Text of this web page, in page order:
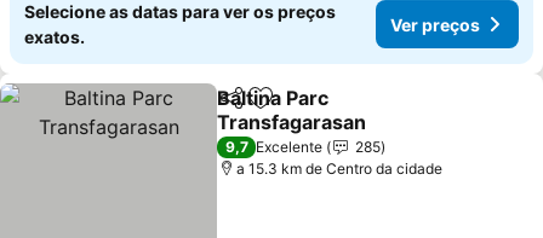
Selecione as datas para ver os preços
exatos.
Ver preços
PartilharAdicionar aos favoritos
Baltina Parc
Transfagarasan
9,7 Excelente
285
a 15.3 km de Centro da cidade